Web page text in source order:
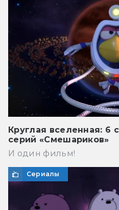
Круглая вселенная: 6
серий «Смешариков»
И один фильм!
Сериалы